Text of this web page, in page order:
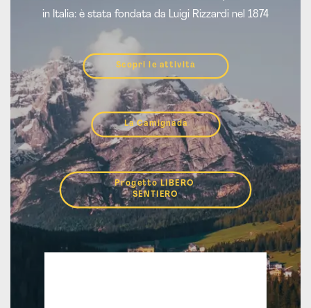
in Italia: è stata fondata da Luigi Rizzardi nel 1874
Scopri le attività
La Camignada
Progetto LIBERO
SENTIERO